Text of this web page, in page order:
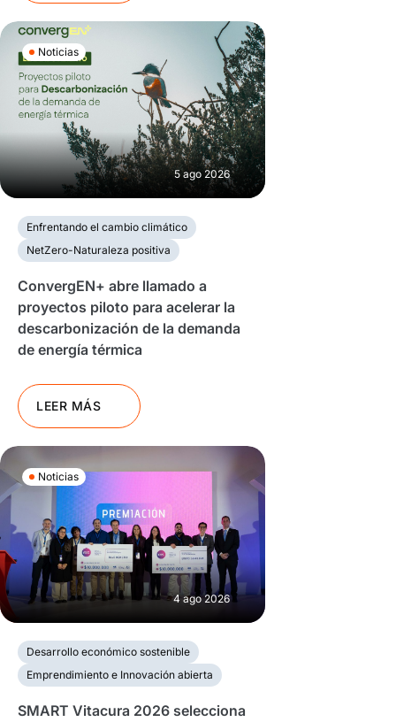
Noticias
5 ago 2026
Enfrentando el cambio climático
NetZero-Naturaleza positiva
ConvergEN+ abre llamado a
proyectos piloto para acelerar la
descarbonización de la demanda
de energía térmica
LEER MÁS
Noticias
4 ago 2026
Desarrollo económico sostenible
Emprendimiento e Innovación abierta
SMART Vitacura 2026 selecciona